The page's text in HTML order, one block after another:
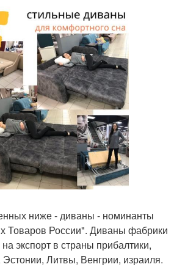
ниже - диваны - номинанты
Товаров России". Диваны фабрики
экспорт в страны прибалтики,
Литвы, Венгрии, израиля.